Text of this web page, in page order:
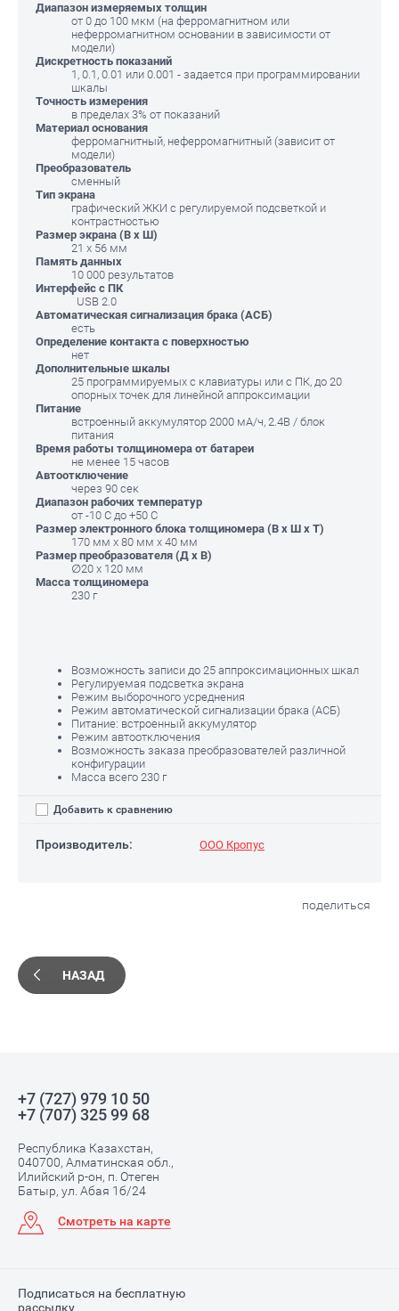
Диапазон измеряемых толщин
от 0 до 100 мкм (на ферромагнитном или
неферромагнитном основании в зависимости от
модели)
Дискретность показаний
1, 0.1, 0.01 или 0.001 - задается при программировании
шкалы
Точность измерения
в пределах 3% от показаний
Материал основания
ферромагнитный, неферромагнитный (зависит от
модели)
Преобразователь
сменный
Тип экрана
графический ЖКИ с регулируемой подсветкой и
контрастностью
Размер экрана (В х Ш)
21 х 56 мм
Память данных
10 000 результатов
Интерфейс с ПК
USB 2.0
Автоматическая сигнализация брака (АСБ)
есть
Определение контакта с поверхностью
нет
Дополнительные шкалы
25 программируемых с клавиатуры или с ПК, до 20
опорных точек для линейной аппроксимации
Питание
встроенный аккумулятор 2000 мА/ч, 2.4В / блок
питания
Время работы толщиномера от батареи
не менее 15 часов
Автоотключение
через 90 сек
Диапазон рабочих температур
от -10 C до +50 C
Размер электронного блока толщиномера (В x Ш x Т)
170 мм x 80 мм x 40 мм
Размер преобразователя (Д х В)
∅20 x 120 мм
Масса толщиномера
230 г
Возможность записи до 25 аппроксимационных шкал
Регулируемая подсветка экрана
Режим выборочного усреднения
Режим автоматической сигнализации брака (АСБ)
Питание: встроенный аккумулятор
Режим автоотключения
Возможность заказа преобразователей различной
конфигурации
Масса всего 230 г
Добавить к сравнению
Производитель: ООО Кропус
поделиться
НАЗАД
+7 (727) 979 10 50
+7 (707) 325 99 68
Республика Казахстан,
040700, Алматинская обл.,
Илийский р-он, п. Отеген
Батыр, ул. Абая 1б/24
Смотреть на карте
Подписаться на бесплатную
рассылку